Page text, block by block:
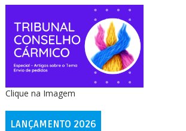
Clique na Imagem
LANÇAMENTO 2026